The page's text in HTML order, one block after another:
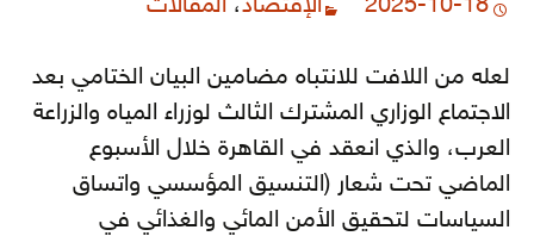
2025-10-18
الإقتصاد، المقالات
لعله من اللافت للانتباه مضامين البيان الختامي بعد
الاجتماع الوزاري المشترك الثالث لوزراء المياه والزراعة
العرب، والذي انعقد في القاهرة خلال الأسبوع
الماضي تحت شعار (التنسيق المؤسسي واتساق
السياسات لتحقيق الأمن المائي والغذائي في